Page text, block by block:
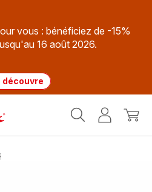
vous : bénéficiez de -15%
16 août 2026.
découvre
MonMon